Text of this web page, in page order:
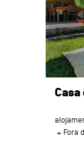
Casa
Fora